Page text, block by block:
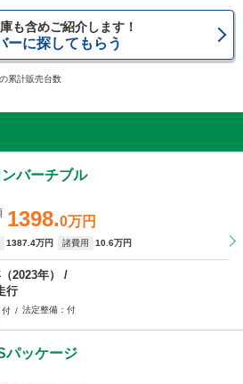
も含めご紹介します！
ーに探してもらう
累計販売台数
バーチブル
1398.0万円
1387 .4万円 諸費用 10 .6万円
2023年）
行
付 法定整備 付
パッケージ